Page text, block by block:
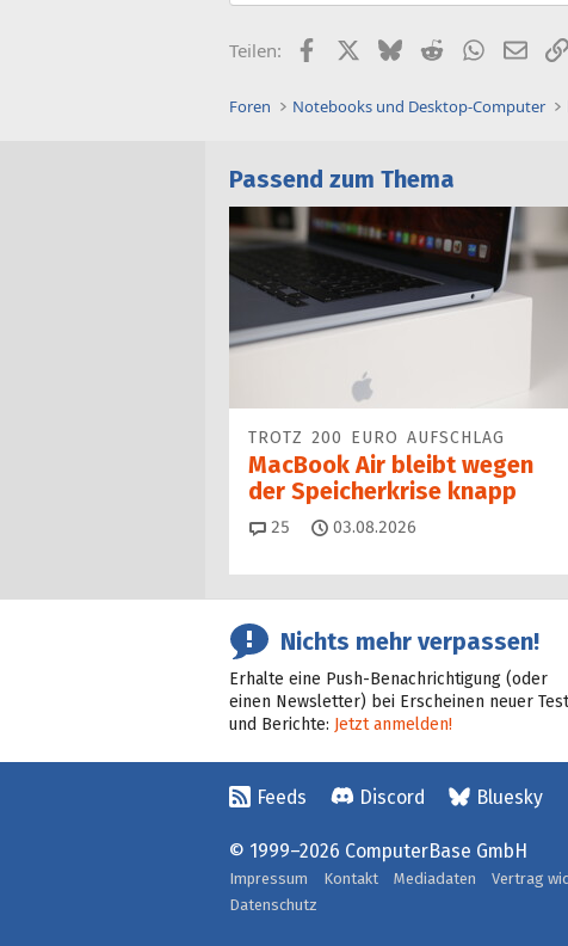
Teilen: FacebookX (Twitter)
BlueskyRedditWhatsApp
E-Mail
Foren Notebooks und Desktop-Computer
Passend zum Thema
TROTZ 200 EURO AUFSCHLAG
MacBook Air bleibt wegen
der Speicherkrise knapp
25 Kommentare
03.08.2026
Nichts mehr verpassen!
Erhalte eine Push-Benachrichtigung (oder
einen Newsletter) bei Erscheinen neuer
und Berichte: Jetzt anmelden!
Feeds Discord Bluesky
© 1999–2026 ComputerBase GmbH
Impressum Kontakt Mediadaten Vertrag
Datenschutz